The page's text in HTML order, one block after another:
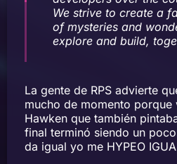
We strive to create a
of mysteries and
explore and build,
La gente de RPS advierte
mucho de momento porque
Hawken que también
final terminó siendo un
da igual yo me HYPEO